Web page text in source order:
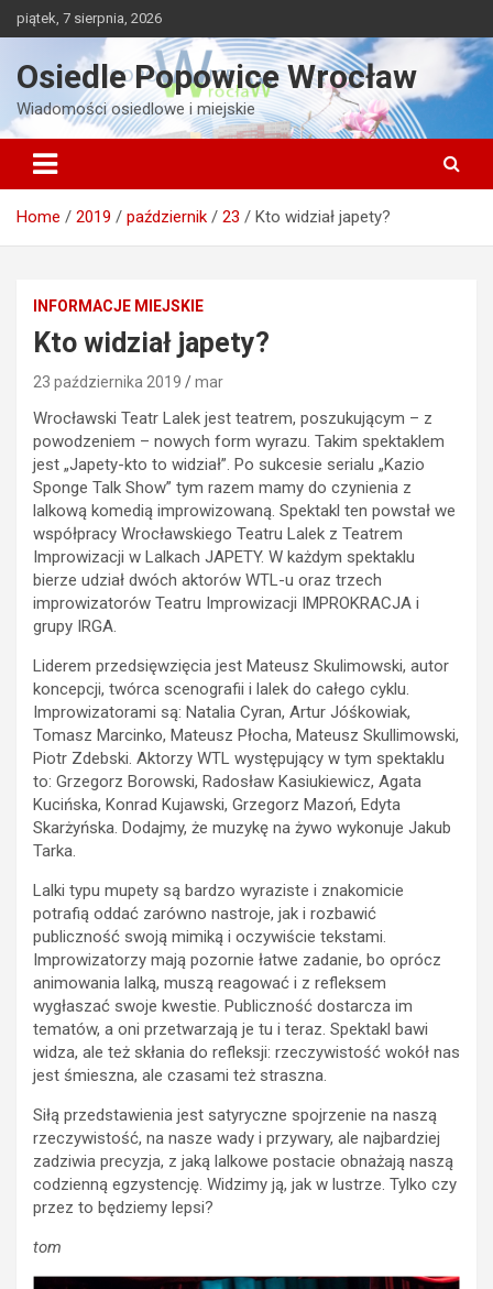
Skip
to
piątek, 7 sierpnia, 2026
Osiedle Popowice Wrocław
Wiadomości osiedlowe i miejskie
Home 2019 październik 23 Kto widział japety?
INFORMACJE MIEJSKIE
Kto widział japety?
23 października 2019 mar
Wrocławski Teatr Lalek jest teatrem, poszukującym – z
powodzeniem – nowych form wyrazu. Takim spektaklem
jest „Japety-kto to widział”. Po sukcesie serialu „Kazio
Sponge Talk Show” tym razem mamy do czynienia z
lalkową komedią improwizowaną. Spektakl ten powstał we
współpracy Wrocławskiego Teatru Lalek z Teatrem
Improwizacji w Lalkach JAPETY. W każdym spektaklu
bierze udział dwóch aktorów WTL-u oraz trzech
improwizatorów Teatru Improwizacji IMPROKRACJA i
grupy IRGA.
Liderem przedsięwzięcia jest Mateusz Skulimowski, autor
koncepcji, twórca scenografii i lalek do całego cyklu.
Improwizatorami są: Natalia Cyran, Artur Jóśkowiak,
Tomasz Marcinko, Mateusz Płocha, Mateusz Skullimowski,
Piotr Zdebski. Aktorzy WTL występujący w tym spektaklu
to: Grzegorz Borowski, Radosław Kasiukiewicz, Agata
Kucińska, Konrad Kujawski, Grzegorz Mazoń, Edyta
Skarżyńska. Dodajmy, że muzykę na żywo wykonuje Jakub
Tarka.
Lalki typu mupety są bardzo wyraziste i znakomicie
potrafią oddać zarówno nastroje, jak i rozbawić
publiczność swoją mimiką i oczywiście tekstami.
Improwizatorzy mają pozornie łatwe zadanie, bo oprócz
animowania lalką, muszą reagować i z refleksem
wygłaszać swoje kwestie. Publiczność dostarcza im
tematów, a oni przetwarzają je tu i teraz. Spektakl bawi
widza, ale też skłania do refleksji: rzeczywistość wokół nas
jest śmieszna, ale czasami też straszna.
Siłą przedstawienia jest satyryczne spojrzenie na naszą
rzeczywistość, na nasze wady i przywary, ale najbardziej
zadziwia precyzja, z jaką lalkowe postacie obnażają naszą
codzienną egzystencję. Widzimy ją, jak w lustrze. Tylko czy
przez to będziemy lepsi?
tom